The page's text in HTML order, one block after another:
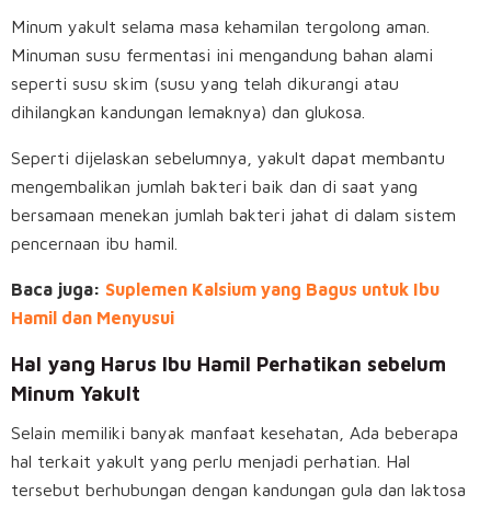
Minum yakult selama masa kehamilan tergolong aman.
Minuman susu fermentasi ini mengandung bahan alami
seperti susu skim (susu yang telah dikurangi atau
dihilangkan kandungan lemaknya) dan glukosa.
Seperti dijelaskan sebelumnya, yakult dapat membantu
mengembalikan jumlah bakteri baik dan di saat yang
bersamaan menekan jumlah bakteri jahat di dalam sistem
pencernaan ibu hamil.
Baca juga: Suplemen Kalsium yang Bagus untuk Ibu
Hamil dan Menyusui
Hal yang Harus Ibu Hamil Perhatikan sebelum
Minum Yakult
Selain memiliki banyak manfaat kesehatan, Ada beberapa
hal terkait yakult yang perlu menjadi perhatian. Hal
tersebut berhubungan dengan kandungan gula dan laktosa